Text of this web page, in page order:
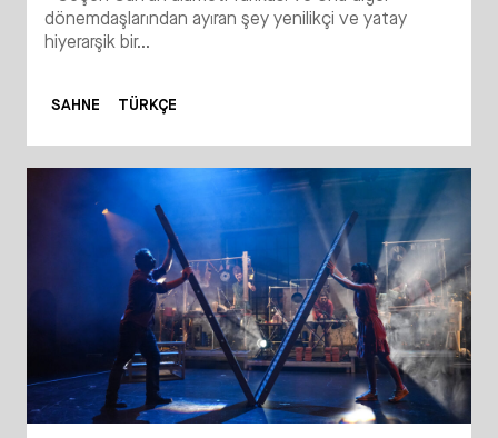
dönemdaşlarından ayıran şey yenilikçi ve yatay
hiyerarşik bir...
SAHNE TÜRKÇE